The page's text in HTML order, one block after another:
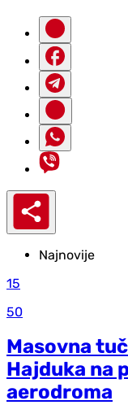
Najnovije
15
50
Masovna
Hajduka na
aerodroma